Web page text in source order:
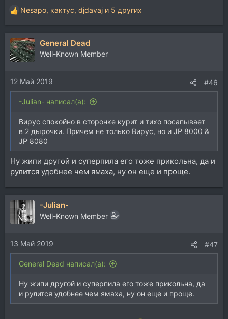
Р
е
а
к
ц
и
и
:
Nesapo, кактус, djdavaj и 5 других
General Dead
Well-Known Member
12 Май 2019 #46
-Julian- написал(а):
Вирус спокойно в сторонке курит и тихо посапывает
в 2 дырочки. Причем не только Вирус, но и JP 8000 &
JP 8080
Ну жипи другой и суперпила его тоже прикольна, да и
рулится удобнее чем ямаха, ну он еще и проще.
-Julian-
Well-Known Member
13 Май 2019 #47
General Dead написал(а):
Ну жипи другой и суперпила его тоже прикольна, да
и рулится удобнее чем ямаха, ну он еще и проще.